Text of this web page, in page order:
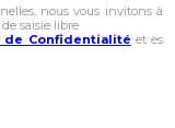
nous vous invitons à
saisie libre
de Confidentialité et es